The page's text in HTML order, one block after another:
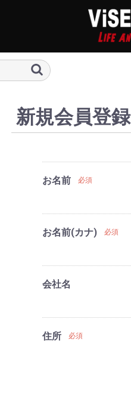
新規会員登録
お名前 必須
お名前(カナ) 必須
会社名
住所 必須